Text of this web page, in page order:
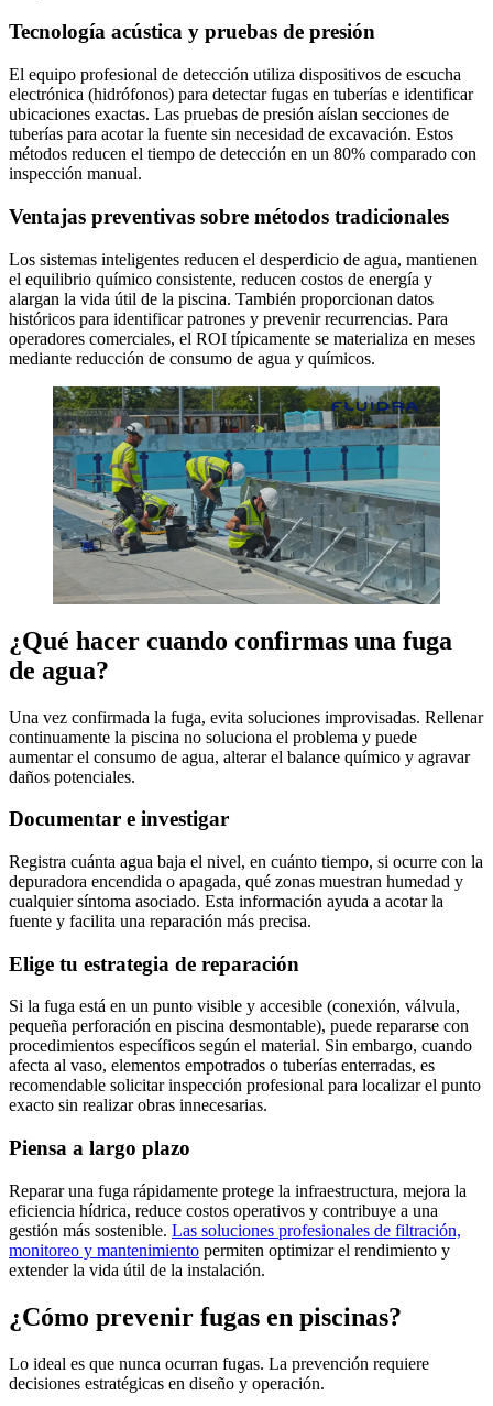
Tecnología acústica y pruebas de presión
El equipo profesional de detección utiliza dispositivos de escucha
electrónica (hidrófonos) para detectar fugas en tuberías e identificar
ubicaciones exactas. Las pruebas de presión aíslan secciones de
tuberías para acotar la fuente sin necesidad de excavación. Estos
métodos reducen el tiempo de detección en un 80% comparado con
inspección manual.
Ventajas preventivas sobre métodos tradicionales
Los sistemas inteligentes reducen el desperdicio de agua, mantienen
el equilibrio químico consistente, reducen costos de energía y
alargan la vida útil de la piscina. También proporcionan datos
históricos para identificar patrones y prevenir recurrencias. Para
operadores comerciales, el ROI típicamente se materializa en meses
mediante reducción de consumo de agua y químicos.
¿Qué hacer cuando confirmas una fuga
de agua?
Una vez confirmada la fuga, evita soluciones improvisadas. Rellenar
continuamente la piscina no soluciona el problema y puede
aumentar el consumo de agua, alterar el balance químico y agravar
daños potenciales.
Documentar e investigar
Registra cuánta agua baja el nivel, en cuánto tiempo, si ocurre con la
depuradora encendida o apagada, qué zonas muestran humedad y
cualquier síntoma asociado. Esta información ayuda a acotar la
fuente y facilita una reparación más precisa.
Elige tu estrategia de reparación
Si la fuga está en un punto visible y accesible (conexión, válvula,
pequeña perforación en piscina desmontable), puede repararse con
procedimientos específicos según el material. Sin embargo, cuando
afecta al vaso, elementos empotrados o tuberías enterradas, es
recomendable solicitar inspección profesional para localizar el punto
exacto sin realizar obras innecesarias.
Piensa a largo plazo
Reparar una fuga rápidamente protege la infraestructura, mejora la
eficiencia hídrica, reduce costos operativos y contribuye a una
gestión más sostenible. Las soluciones profesionales de filtración,
monitoreo y mantenimiento permiten optimizar el rendimiento y
extender la vida útil de la instalación.
¿Cómo prevenir fugas en piscinas?
Lo ideal es que nunca ocurran fugas. La prevención requiere
decisiones estratégicas en diseño y operación.